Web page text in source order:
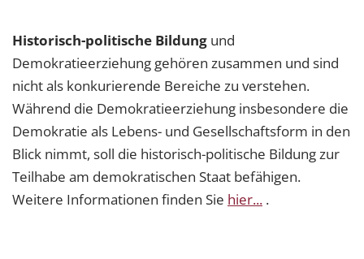
Historisch-politische Bildung und
Demokratieerziehung gehören zusammen und sind
nicht als konkurierende Bereiche zu verstehen.
Während die Demokratieerziehung insbesondere die
Demokratie als Lebens- und Gesellschaftsform in den
Blick nimmt, soll die historisch-politische Bildung zur
Teilhabe am demokratischen Staat befähigen.
Weitere Informationen finden Sie hier... .